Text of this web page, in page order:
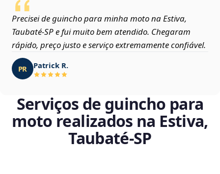
Precisei de guincho para minha moto na Estiva,
Taubaté‑SP e fui muito bem atendido. Chegaram
rápido, preço justo e serviço extremamente confiável.
PR Patrick R.
Serviços de guincho para
moto realizados na Estiva,
Taubaté‑SP